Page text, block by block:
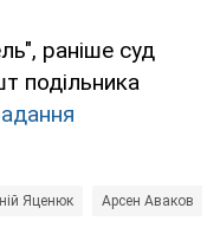
раніше суд
подільника
Яценюк Арсен Аваков